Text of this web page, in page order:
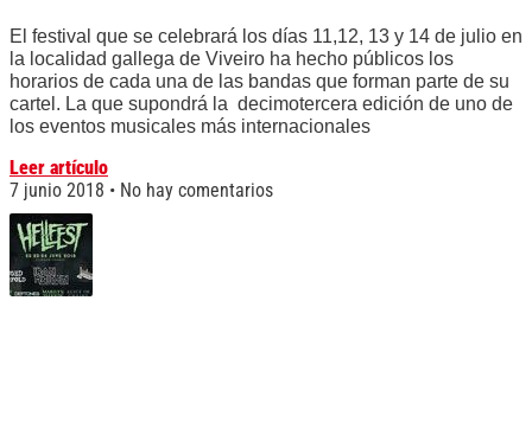
El festival que se celebrará los días 11,12, 13 y 14 de julio en
la localidad gallega de Viveiro ha hecho públicos los
horarios de cada una de las bandas que forman parte de su
cartel. La que supondrá la decimotercera edición de uno de
los eventos musicales más internacionales
Leer artículo
7 junio 2018
No hay comentarios